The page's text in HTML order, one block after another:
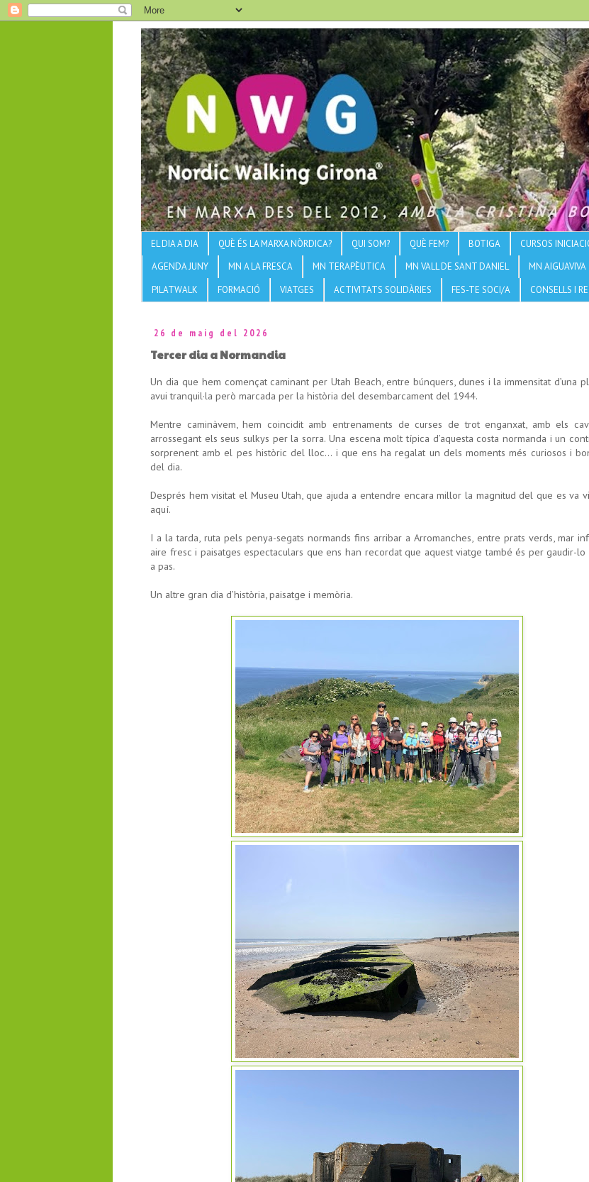
EL DIA A DIA QUÈ ÉS LA MARXA NÒRDICA? QUI SOM? QUÈ FEM? BOTIGA CURSOS
AGENDA JUNY
MN A LA FRESCA MN TERAPÈUTICA MN VALL DE SANT DANIEL MN AIGUAVIVA
PILATWALK
FORMACIÓ VIATGES ACTIVITATS SOLIDÀRIES FES-TE SOCI/A CONSELLS I
26 de maig del 2026
Tercer dia a Normandia
Un dia que hem començat caminant per Utah Beach, entre búnquers, dunes i la immensitat d’una
avui tranquil·la però marcada per la història del desembarcament del 1944.
Mentre caminàvem, hem coincidit amb entrenaments de curses de trot enganxat, amb els
arrossegant els seus sulkys per la sorra. Una escena molt típica d’aquesta costa normanda i un
sorprenent amb el pes històric del lloc… i que ens ha regalat un dels moments més curiosos i
del dia.
Després hem visitat el Museu Utah, que ajuda a entendre encara millor la magnitud del que es va
aquí.
I a la tarda, ruta pels penya-segats normands fins arribar a Arromanches, entre prats verds, mar
aire fresc i paisatges espectaculars que ens han recordat que aquest viatge també és per gaudir-lo
a pas.
Un altre gran dia d’història, paisatge i memòria.